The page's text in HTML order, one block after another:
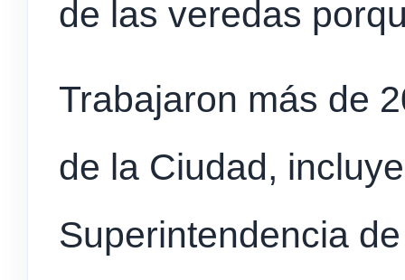
de las veredas
Trabajaron más de
de la Ciudad,
Superintendencia